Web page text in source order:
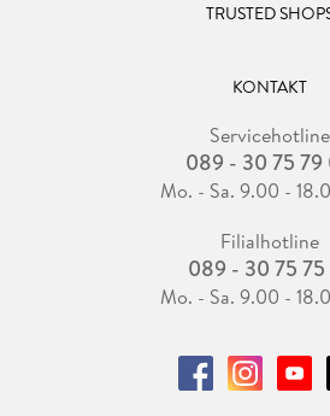
TRUSTED
KONTAKT
Servicehotline
089 - 30 75 79
Mo. - Sa. 9.00 -
Filialhotline
089 - 30 75 75
Mo. - Sa. 9.00 -